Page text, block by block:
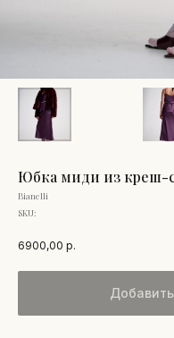
Юбка миди из креш-
Bianelli
SKU:
6900,00 р.